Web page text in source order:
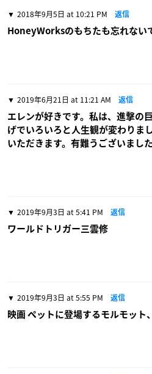
2018年9月5日 at 10:21 PM 返信
HoneyWorksのもちたも忘れない
2019年6月21日 at 11:21 AM 返信
エレンが好きです。私は、進撃の
げでいろいろと人生観が変わりま
いただきます。有難うございました
2019年9月3日 at 5:41 PM 返信
ワールドトリガー三雲修
2019年9月3日 at 5:55 PM 返信
映画 ペットに登場するモルモット